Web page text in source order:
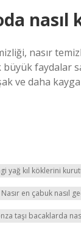
nasıl
nasır
büyük faydalar
ve daha
yağ kıl köklerini
Nasır en çabuk nasıl
taşı bacaklarda